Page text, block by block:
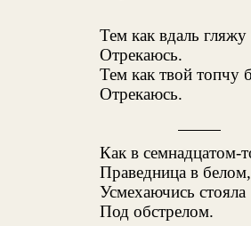
Тем как вдаль
Отрекаюсь.
Тем как твой
Отрекаюсь.
Как в семнадцатом-
Праведница в белом,
Усмехаючись стояла
Под обстрелом.